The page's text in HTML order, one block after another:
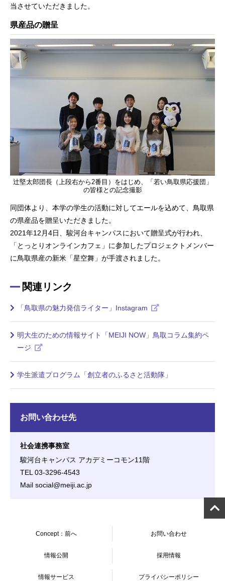
当させていただきました。
県産品の贈呈
辻堅太郎団長（上段右から2番目）をはじめ、「若い鳥取県応援団」
の皆様との記念撮影
同団体より、本学の学生の活動に対してエールを込めて、鳥取県
の県産品を贈呈いただきました。
2021年12月4日、駿河台キャンパスにおいて贈呈式が行われ、
「とっとりオンラインカフェ」に参加したプロジェクトメンバー
に鳥取県産の新米「星空舞」が手渡されました。
関連リンク
「鳥取県の魅力発信ライター」Instagram
明大生のための情報サイト「MEIJI NOW」鳥取コラム集約ペ
ージ
学生派遣プログラム「創立者のふるさと活動隊」
お問い合わせ先
社会連携事務室
駿河台キャンパス アカデミーコモン11階
TEL 03-3296-4543
Mail social@meiji.ac.jp
Concept：前へ お問い合わせ
情報公開 採用情報
情報サービス プライバシーポリシー